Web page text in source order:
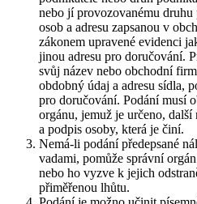
nebo jí provozovanému
osob a adresu zapsanou v
zákonem upravené evidenci
jinou adresu pro doručování.
svůj název nebo obchodní
obdobný údaj a adresu sídla,
pro doručování. Podání musí
orgánu, jemuž je určeno,
a podpis osoby, která je činí.
Nemá-li podání předepsané
vadami, pomůže správní
nebo ho vyzve k jejich
přiměřenou lhůtu.